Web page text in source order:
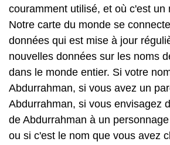
couramment utilisé, et où c'est un
Notre carte du monde se
données qui est mise à jour
nouvelles données sur les noms
dans le monde entier. Si votre
Abdurrahman, si vous avez un
Abdurrahman, si vous envisagez
de Abdurrahman à un
ou si c'est le nom que vous avez